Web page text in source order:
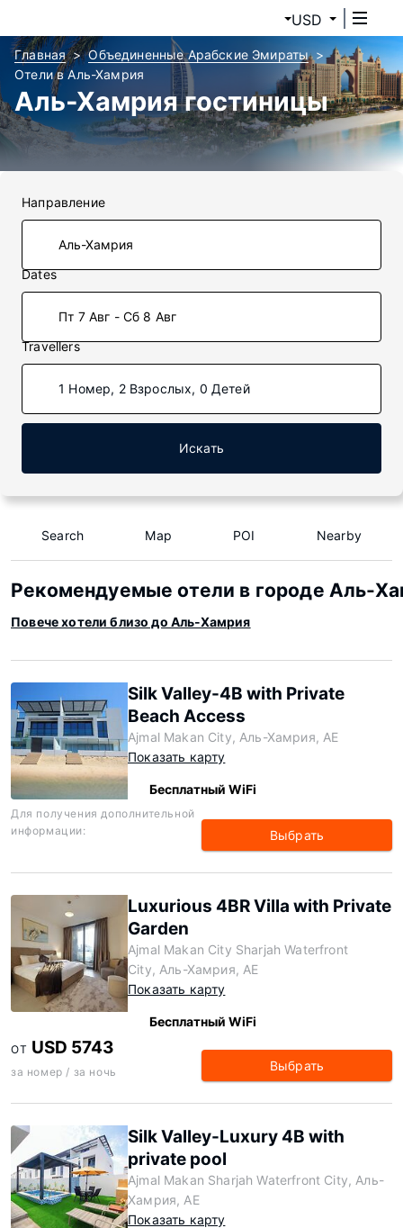
USD
Главная
Объединенные Арабские Эмираты
Отели в Аль-Хамрия
Аль-Хамрия гостиницы
Направление
Dates
Пт 7 Авг - Сб 8 Авг
Travellers
1 Номер, 2 Взрослых, 0 Детей
Искать
Search Map POI Nearby
Рекомендуемые отели в городе Аль-
Повече хотели близо до Аль-Хамрия
Silk Valley-4B with Private
Beach Access
Ajmal Makan City, Аль-Хамрия, AE
Показать карту
Бесплатный WiFi
Для получения дополнительной
информации:
Выбрать
Luxurious 4BR Villa with Private
Garden
Ajmal Makan City Sharjah Waterfront
City, Аль-Хамрия, AE
Показать карту
Бесплатный WiFi
ОТ USD 5743
за номер / за ночь Выбрать
Silk Valley-Luxury 4B with
private pool
Ajmal Makan Sharjah Waterfront City, Аль-
Хамрия, AE
Показать карту